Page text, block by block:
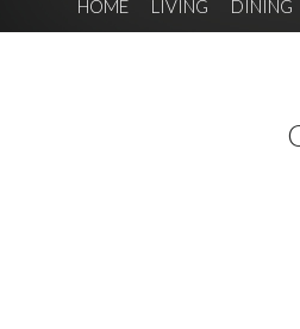
HOME LIVING DINING